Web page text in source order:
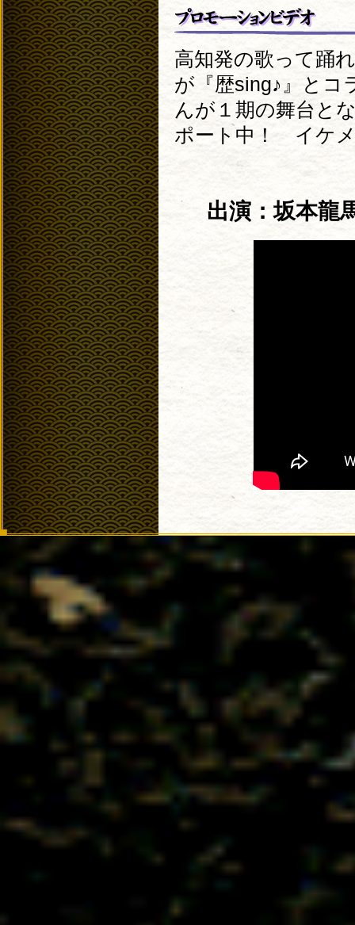
高知発の歌って踊
が『歴sing♪』と
んが１期の舞台と
ポート中！ イケ
出演：坂本龍